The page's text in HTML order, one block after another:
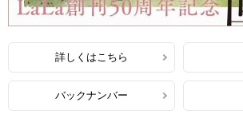
詳しくはこちら
バックナンバー